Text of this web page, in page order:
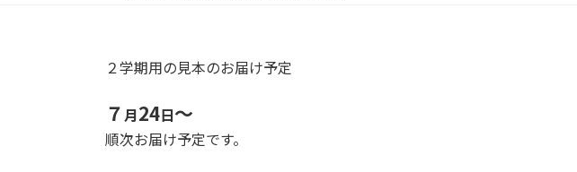
２学期用の見本のお届け予定
７ 月24日～
順次お届け予定です。